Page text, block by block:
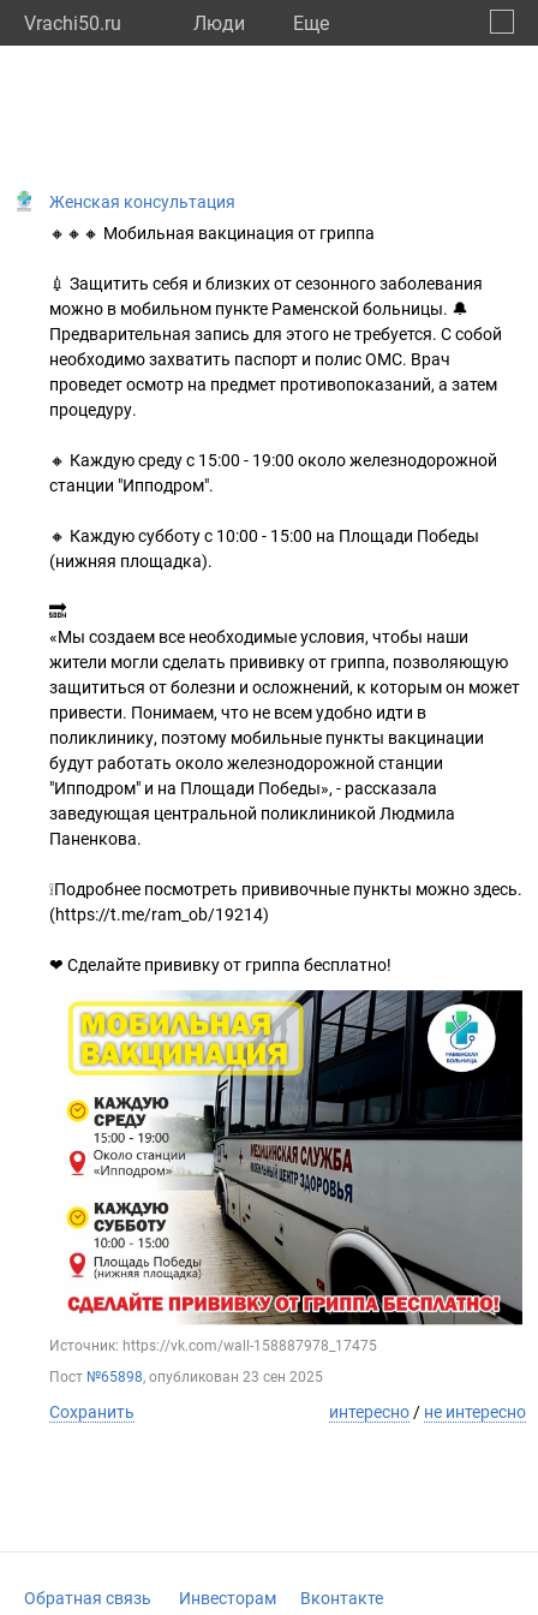
Vrachi50.ru Люди Eще
Женская консультация
🔸🔸🔸 Мобильная вакцинация от гриппа
💉 Защитить себя и близких от сезонного заболевания
можно в мобильном пункте Раменской больницы. 🔔
Предварительная запись для этого не требуется. С собой
необходимо захватить паспорт и полис ОМС. Врач
проведет осмотр на предмет противопоказаний, а затем
процедуру.
🔸 Каждую среду с 15:00 - 19:00 около железнодорожной
станции "Ипподром".
🔸 Каждую субботу с 10:00 - 15:00 на Площади Победы
(нижняя площадка).
🔜
«Мы создаем все необходимые условия, чтобы наши
жители могли сделать прививку от гриппа, позволяющую
защититься от болезни и осложнений, к которым он может
привести. Понимаем, что не всем удобно идти в
поликлинику, поэтому мобильные пункты вакцинации
будут работать около железнодорожной станции
"Ипподром" и на Площади Победы», - рассказала
заведующая центральной поликлиникой Людмила
Паненкова.
❕Подробнее посмотреть прививочные пункты можно здесь.
(https://t.me/ram_ob/19214)
❤ Сделайте прививку от гриппа бесплатно!
Источник: https://vk.com/wall-158887978_17475
Пост №65898, опубликован 23 сен 2025
Сохранить интересно / не интересно
Обратная связь Инвесторам Вконтакте